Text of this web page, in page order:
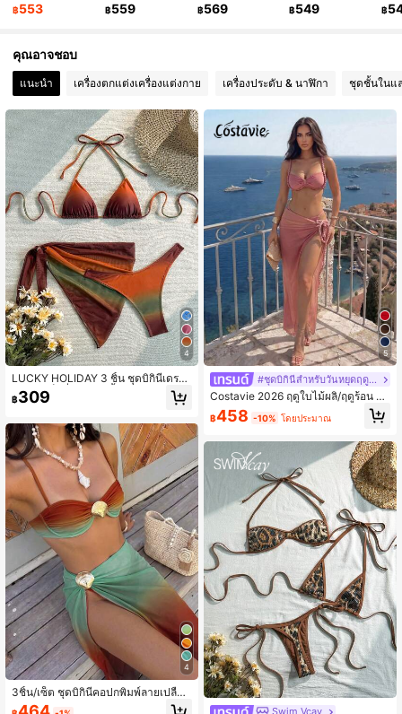
฿553 ฿559 ฿569 ฿549 ฿
คุณอาจชอบ
แนะนำ เครื่องตกแต่งเครื่องแต่งกาย เครื่องประดับ & นาฬิกา ชุดชั้นในแ
4
LUCKY HOLIDAY 3 ชิ้น ชุดบิกินี่เดรส
ตาข่ายเซ็กซี่, ชุดว่ายน้ำสำหรับวันหยุด
ฤดูร้อน
฿309
4
3ชิ้น/เซ็ต ชุดบิกินี่คอปกพิมพ์ลายเปลือก
หอยไล่ระดับสีพร้อมกระโปรงยาวผ่าข้า
5
#ชุดบิกินี่สำหรับวันหยุดฤดูร้อน
Costavie 2026 ฤดูใบไม้ผลิ/ฤดูร้อน มั
ดย้อมหลากสี พิมพ์ลาย ผูกเชือกถักด้าน
ข้าง ชุดบิกินี่ผู้หญิง ชุด 3 ชิ้น เดรสยาวก
฿458 -10% โดยประมาณ